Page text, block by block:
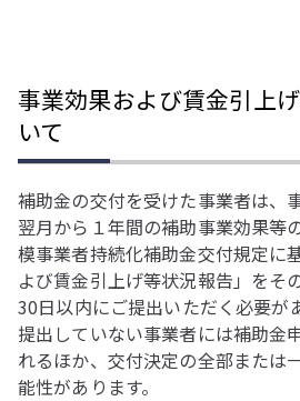
事業効果および賃金引上
いて
補助金の交付を受けた事業者は、
翌月から１年間の補助事業効果等
模事業者持続化補助金交付規定に
よび賃金引上げ等状況報告」をそ
30日以内にご提出いただく必要が
提出していない事業者には補助金
れるほか、交付決定の全部または
能性があります。